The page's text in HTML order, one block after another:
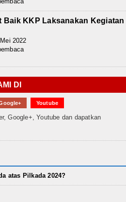
Baik KKP Laksanakan Kegiatan
2022
DI
Youtube
Google+, Youtube dan dapatkan
atas Pilkada 2024?